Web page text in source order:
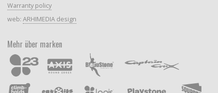
Warranty policy
web: ARHIMEDIA design
Mehr über marken